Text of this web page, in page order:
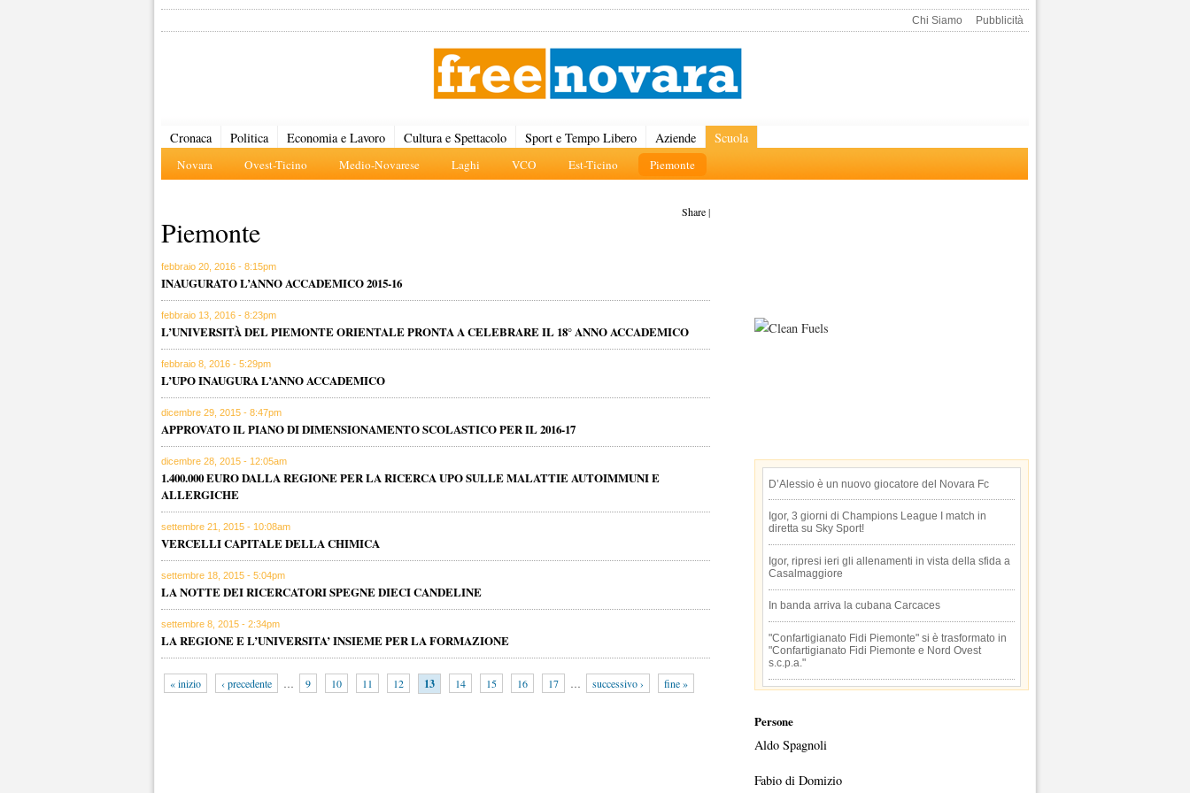
Chi Siamo Pubblicità
Cronaca Politica Economia e Lavoro Cultura e Spettacolo Sport e Tempo Libero Aziende Scuola
Novara Ovest-Ticino Medio-Novarese Laghi VCO Est-Ticino Piemonte
Share|
Piemonte
febbraio 20, 2016 - 8:15pm
INAUGURATO L’ANNO ACCADEMICO 2015-16
febbraio 13, 2016 - 8:23pm
L’UNIVERSITÀ DEL PIEMONTE ORIENTALE PRONTA A CELEBRARE IL 18° ANNO ACCADEMICO
febbraio 8, 2016 - 5:29pm
L’UPO INAUGURA L’ANNO ACCADEMICO
dicembre 29, 2015 - 8:47pm
APPROVATO IL PIANO DI DIMENSIONAMENTO SCOLASTICO PER IL 2016-17
dicembre 28, 2015 - 12:05am
1.400.000 EURO DALLA REGIONE PER LA RICERCA UPO SULLE MALATTIE AUTOIMMUNI E
ALLERGICHE
settembre 21, 2015 - 10:08am
VERCELLI CAPITALE DELLA CHIMICA
settembre 18, 2015 - 5:04pm
LA NOTTE DEI RICERCATORI SPEGNE DIECI CANDELINE
settembre 8, 2015 - 2:34pm
LA REGIONE E L’UNIVERSITA’ INSIEME PER LA FORMAZIONE
« inizio ‹ precedente … 9 10 11 12 13 14 15 16 17 … successivo › fine »
D’Alessio è un nuovo giocatore del Novara Fc
Igor, 3 giorni di Champions League I match in
diretta su Sky Sport!
Igor, ripresi ieri gli allenamenti in vista della sfida a
Casalmaggiore
In banda arriva la cubana Carcaces
"Confartigianato Fidi Piemonte" si è trasformato in
"Confartigianato Fidi Piemonte e Nord Ovest
s.c.p.a."
Persone
Aldo Spagnoli
Fabio di Domizio